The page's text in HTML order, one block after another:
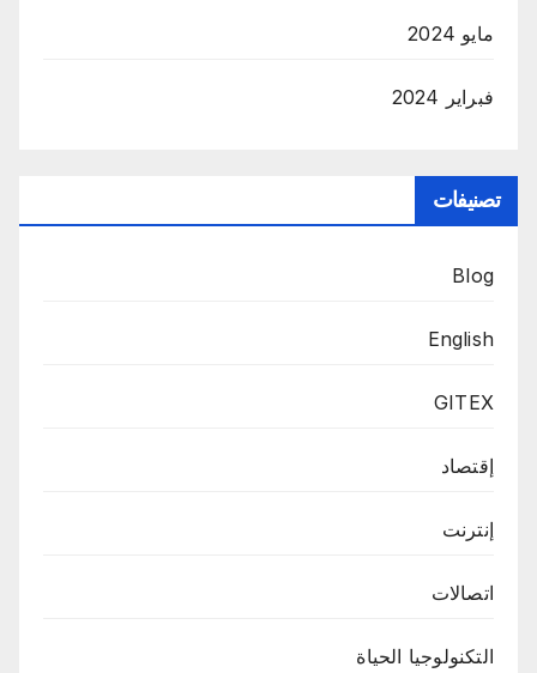
مايو 2024
فبراير 2024
تصنيفات
Blog
English
GITEX
إقتصاد
إنترنت
اتصالات
التكنولوجيا الحياة